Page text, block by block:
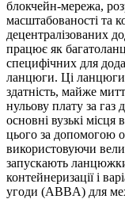
блокчейн-мережа,
масштабованості та
децентралізованих
працює як
специфічних для
ланцюги. Ці
здатність, майже
нульову плату за газ
основні вузькі
цього за допомогою
використовуючи
запускають
контейнеризації і
угоди (ABBA) для